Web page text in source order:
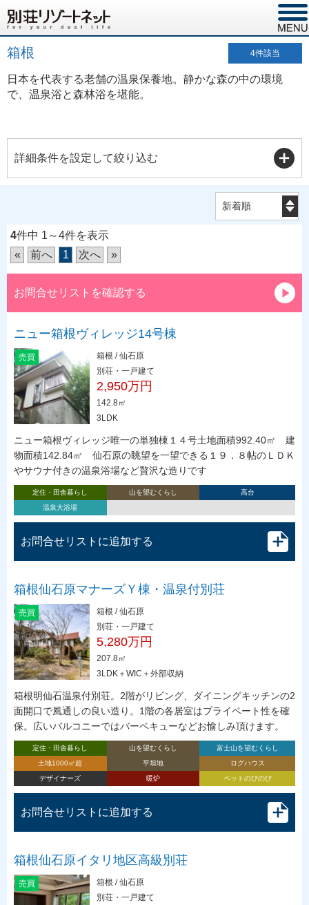
箱根 4件該当
日本を代表する老舗の温泉保養地。静かな森の中の環境
で、温泉浴と森林浴を堪能。
詳細条件を設定して絞り込む
4件中 1～4件を表示
«
前へ 1 次へ »
お問合せリストを確認する
ニュー箱根ヴィレッジ14号棟
売買
箱根 / 仙石原
別荘・一戸建て
2,950万円
142.8㎡
3LDK
ニュー箱根ヴィレッジ唯一の単独棟１４号土地面積992.40㎡ 建
物面積142.84㎡ 仙石原の眺望を一望できる１９．８帖のＬＤＫ
やサウナ付きの温泉浴場など贅沢な造りです
定住・田舎暮らし 山を望むくらし
高台
温泉大浴場
お問合せリストに追加する
箱根仙石原マナーズＹ棟・温泉付別荘
売買
箱根 / 仙石原
別荘・一戸建て
5,280万円
207.8㎡
3LDK＋WIC＋外部収納
箱根明仙石温泉付別荘。2階がリビング、ダイニングキッチンの2
面開口で風通しの良い造り。1階の各居室はプライベート性を確
保。広いバルコニーではバーベキューなどお愉しみ頂けます。
定住・田舎暮らし 山を望むくらし
富士山を望むくらし
土地1000㎡超
平坦地
ログハウス
デザイナーズ
暖炉 ペットのびのび
お問合せリストに追加する
箱根仙石原イタリ地区高級別荘
売買
箱根 / 仙石原
別荘・一戸建て